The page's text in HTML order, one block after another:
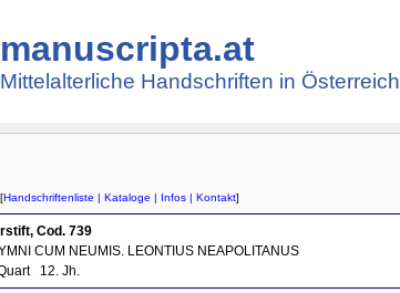
manuscripta.at
Mittelalterliche Handschriften in Österreich